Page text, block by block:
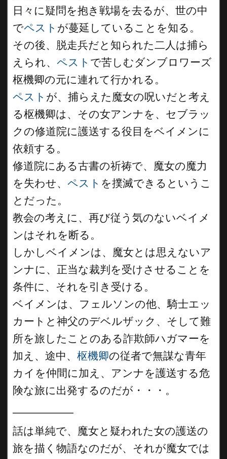
日々に疑問を抱き戦場を去るが、世の中
でペスト が蔓延していることを知る。
その後、脱走兵だと知られた二人は捕ら
えられ、 ペスト で苦しむダンブロワーズ
枢機卿の元に連れて行かれる。
ペスト が、捕らえた魔女の呪いだと考え
る枢機卿は、その女アンナを、セブラッ
クの修道院に護送する役目をベイメンに
依頼する。
修道院にある古書の祈祷で、魔女の魔力
を失わせ、 ペスト を撲滅できるというこ
とだった。
教会の考えに、再び従う気のないベイメ
ンはそれを断る。
しかしベイメンは、魔女とは思えないア
ンナに、正当な裁判を受けさせることを
条件に、それを引き受ける。
ベイメンは、フェルソンの他、騎士エッ
カートと神父のデベルザック、そして難
所を旅したことのある詐欺師ハガマーを
加え、途中、 枢機卿の従者で無謀な青年
カイを仲間に加え、アンナを護送する危
険な旅に出発するのだが・・・。
話は単純で、魔女と疑われた女の護送の
旅を描く物語なのだが、それが魔女では